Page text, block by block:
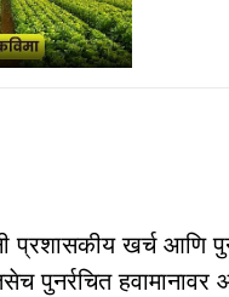
खर्च आणि
पुनर्रचित